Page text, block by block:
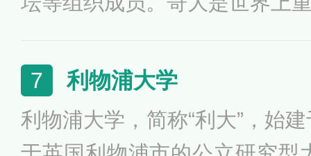
越的学习环境，学校的新闻学
共事务学院、医学院、法学院
全美乃至世界都名列前茅。
7 利物浦大学
利物浦大学，简称“利大”，始